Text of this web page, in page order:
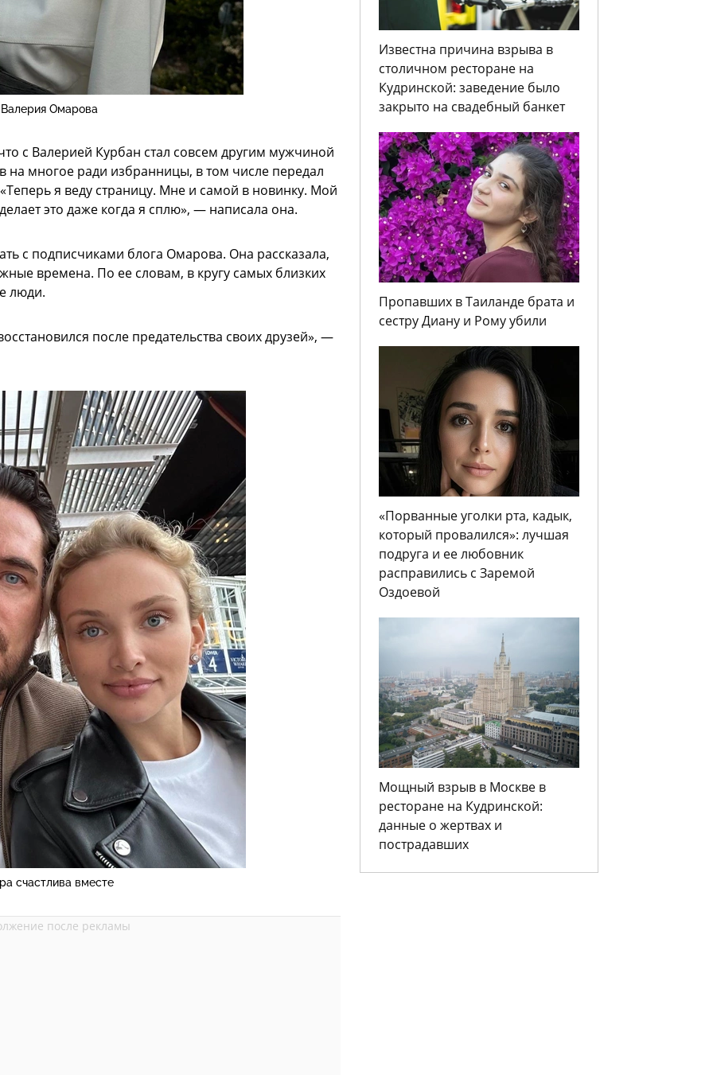
Валерия Омарова
с Валерией Курбан стал совсем другим мужчиной
на многое ради избранницы, в том числе передал
я веду страницу. Мне и самой в новинку. Мой
это даже когда я сплю», — написала она.
с подписчиками блога Омарова. Она рассказала,
времена. По ее словам, в кругу самых близких
люди.
после предательства своих друзей», —
счастлива вместе
Известна причина взрыва в
столичном ресторане на
Кудринской: заведение было
закрыто на свадебный банкет
Пропавших в Таиланде брата и
сестру Диану и Рому убили
«Порванные уголки рта, кадык,
который провалился»: лучшая
подруга и ее любовник
расправились с Заремой
Оздоевой
Мощный взрыв в Москве в
ресторане на Кудринской:
данные о жертвах и
пострадавших